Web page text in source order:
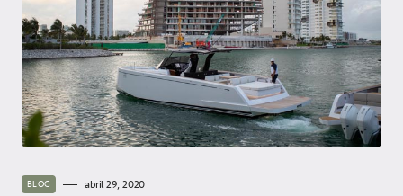
BLOG abril 29, 2020